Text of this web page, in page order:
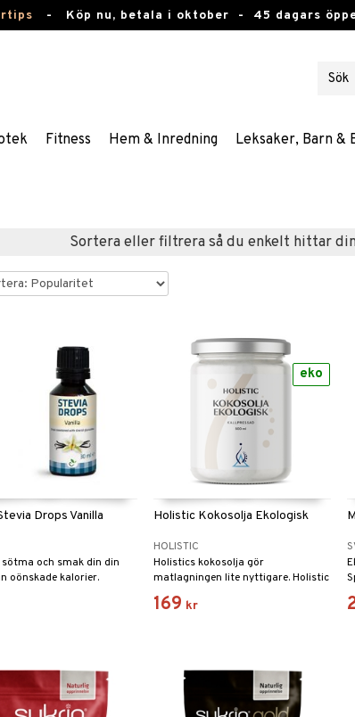
- Köp nu, betala i oktober - 45 dagars
Fitness Hem & Inredning Leksaker, Barn &
Sortera eller filtrera så du enkelt hittar
Drops Vanilla
sötma och smak din din
oönskade kalorier.
Holistic Kokosolja Ekologisk
HOLISTIC
Holistics kokosolja gör
matlagningen lite nyttigare. Holistic
Kokosolja kommer från unga,
färska kokosnötter i Filippinerna.
169 kr
eko